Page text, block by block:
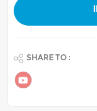
SHARE TO :